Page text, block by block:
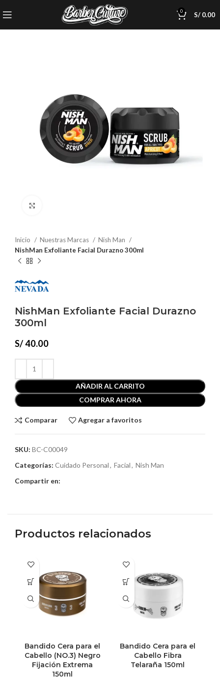
0 S/0.00
Inicio Nuestras Marcas
Nish Man
NishMan Exfoliante Facial Durazno 300ml
NishMan Exfoliante Facial Durazno
300ml
S/40.00
AÑADIR AL CARRITO
COMPRAR AHORA
Comparar Agregar a favoritos
SKU: BC-C00049
Categorías: Cuidado Personal, Facial, Nish Man
Compartir en:
Productos relacionados
Bandido Cera para el
Cabello (NO.3) Negro
Fijación Extrema
150ml
Bandido Cera para el
Cabello Fibra
Telaraña 150ml